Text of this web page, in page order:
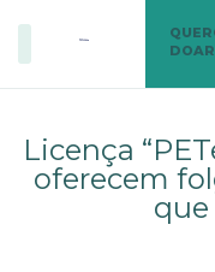
DOAR
Licença
oferecem